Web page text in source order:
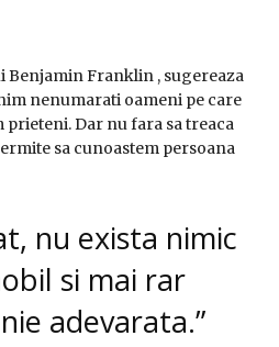
Benjamin Franklin , sugereaza
nenumarati oameni pe care
Dar nu fara sa treaca
sa cunoastem persoana
nu exista nimic
si mai rar
adevarata.”